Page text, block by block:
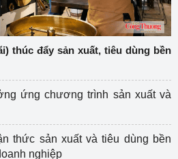
thúc đẩy sản xuất, tiêu dùng bền
ứng chương trình sản xuất và
thức sản xuất và tiêu dùng bền
nghiệp